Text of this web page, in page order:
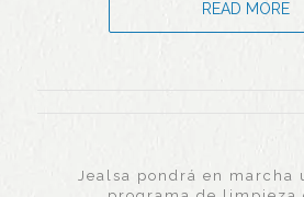
READ MORE
Jealsa pondrá en marcha